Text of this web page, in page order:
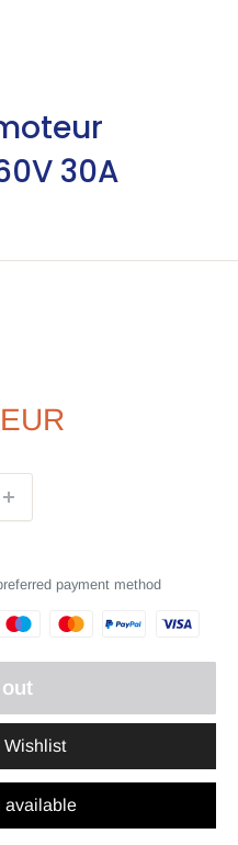
30A
payment method
Wishlist
available